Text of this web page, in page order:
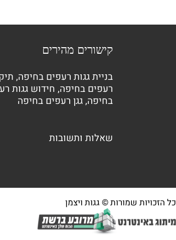
קישורים מהירים
בניית גגות רעפים בחיפה,
רעפים בחיפה, חידוש גגות
בחיפה,גגן רעפים בחיפה
שאלות ותשובות
כל הזכויות שמורות © גגות ויצמן